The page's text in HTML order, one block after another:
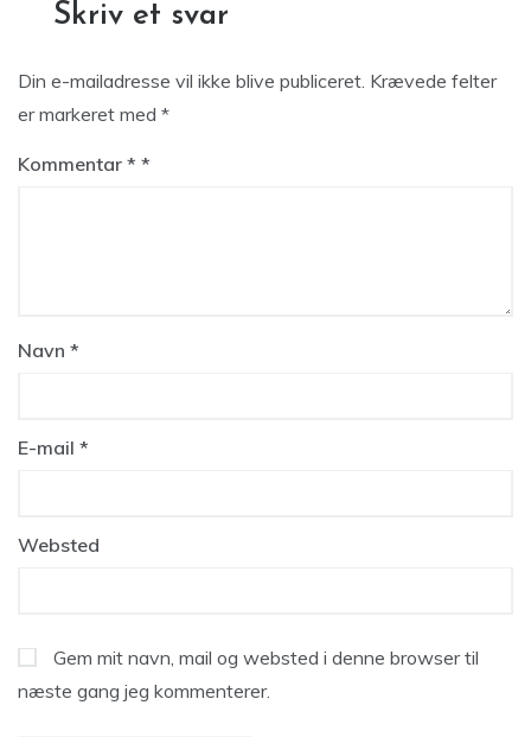
Skriv et svar
Din e-mailadresse vil ikke blive publiceret. Krævede felter
er markeret med *
Kommentar *
Navn *
E-mail *
Websted
Gem mit navn, mail og websted i denne browser til
næste gang jeg kommenterer.